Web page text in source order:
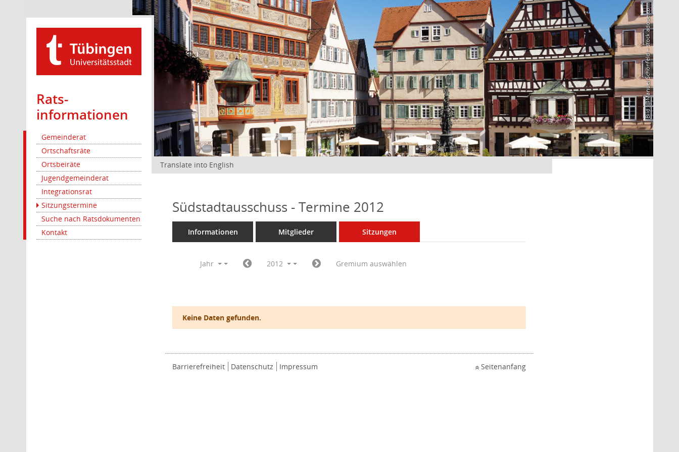
Rats­
informationen
Gemeinderat
Ortschaftsräte
Ortsbeiräte
Jugendgemeinderat
Integrationsrat
Sitzungstermine
Suche nach Ratsdokumenten
Kontakt
Bild: @Manuel Schönfeld – stock.adobe.com
Translate into English
Südstadtausschuss - Termine 2012
Informationen Mitglieder Sitzungen
Jahr 2012 Gremium auswählen
Keine Daten gefunden.
Barrierefreiheit Datenschutz Impressum Seitenanfang